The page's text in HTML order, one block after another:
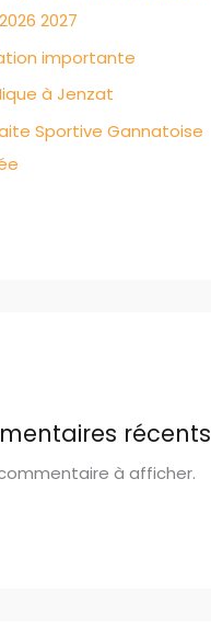
2027
importante
à Jenzat
Sportive Gannatoise
récents
à afficher.